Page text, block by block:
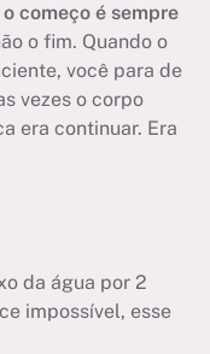
o começo é sempre
o fim. Quando o
você para de
vezes o corpo
era continuar. Era
da água por 2
impossível, esse